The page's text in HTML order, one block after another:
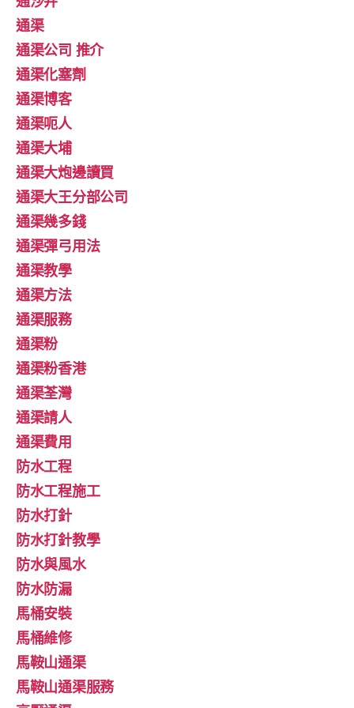
通渠
通渠公司 推介
通渠化塞劑
通渠博客
通渠呃人
通渠大埔
通渠大炮邊讀買
通渠大王分部公司
通渠幾多錢
通渠彈弓用法
通渠教學
通渠方法
通渠服務
通渠粉
通渠粉香港
通渠荃灣
通渠請人
通渠費用
防水工程
防水工程施工
防水打針
防水打針教學
防水與風水
防水防漏
馬桶安裝
馬桶維修
馬鞍山通渠
馬鞍山通渠服務